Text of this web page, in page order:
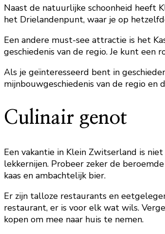
Naast de natuurlijke schoonheid heeft
het Drielandenpunt, waar je op
Een andere must-see attractie is het
geschiedenis van de regio. Je kunt
Als je geïnteresseerd bent in
mijnbouwgeschiedenis van de regio en
Culinair genot
Een vakantie in Klein Zwitserland is
lekkernijen. Probeer zeker de
kaas en ambachtelijk bier.
Er zijn talloze restaurants en
restaurant, er is voor elk wat wils.
kopen om mee naar huis te nemen.